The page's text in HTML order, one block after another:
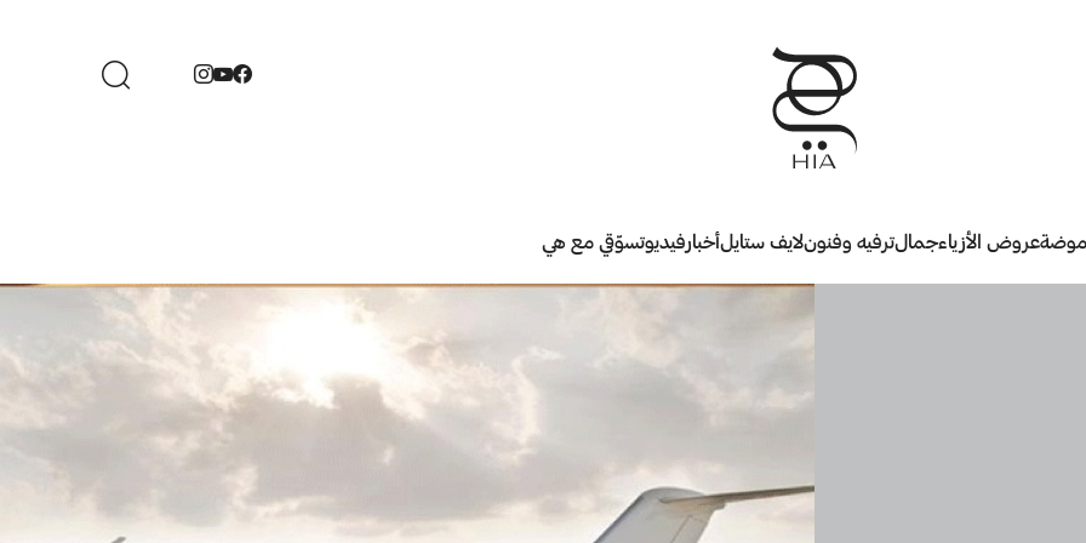
موضةعروض الأزياءجمالترفيه وفنونلايف ستايلأخبارفيديوتسوّقي مع هي